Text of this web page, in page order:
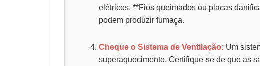
elétricos. **Fios queimados ou placas
podem produzir fumaça.
Cheque o Sistema de Ventilação: Um
superaquecimento. Certifique-se de que as